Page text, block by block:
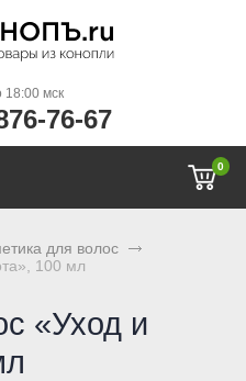
18:00 мск
76-67
0
для волос
100 мл
«Уход и